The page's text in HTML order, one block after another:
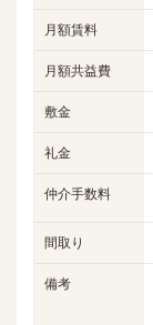
月額賃料
月額共益費
敷金
礼金
仲介手数料
間取り
備考